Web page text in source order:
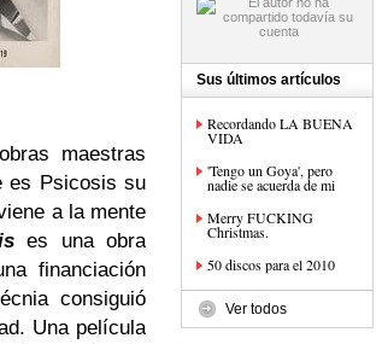
maestras
es Psicosis su
a la mente
es una obra
financiación
consiguió
Una película
Sus últimos artículos
Recordando LA BUENA
VIDA
'Tengo un Goya', pero
nadie se acuerda de mi
Merry FUCKING
Christmas.
50 discos para el 2010
Ver todos